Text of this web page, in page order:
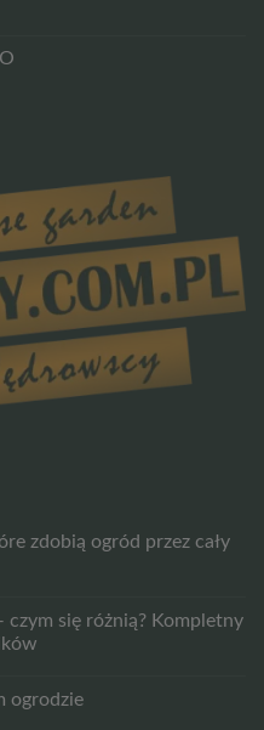
zdobią ogród przez cały
czym się różnią? Kompletny
ogrodzie